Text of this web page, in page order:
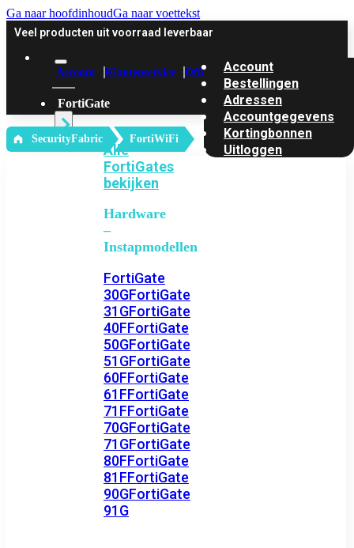
Ga naar hoofdinhoudGa naar voettekst
Veel producten uit voorraad leverbaar
Account Klantenservice Offerte
FortiGate
Alle
FortiGates
bekijken
Hardware
–
Instapmodellen
FortiGate
30GFortiGate
31GFortiGate
40FFortiGate
50GFortiGate
51GFortiGate
60FFortiGate
61FFortiGate
71FFortiGate
70GFortiGate
71GFortiGate
80FFortiGate
81FFortiGate
90GFortiGate
91G
Account
Bestellingen
Adressen
Accountgegevens
Kortingbonnen
Uitloggen
‎ SecurityFabric FortiWiFi